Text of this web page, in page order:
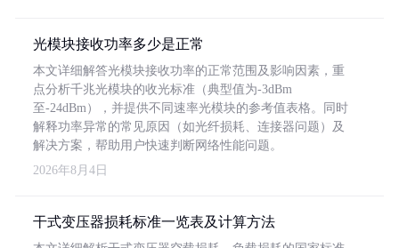
光模块接收功率多少是正常
本文详细解答光模块接收功率的正常范围及影响因素，重
点分析千兆光模块的收光标准（典型值为-3dBm
至-24dBm），并提供不同速率光模块的参考值表格。同时
解释功率异常的常见原因（如光纤损耗、连接器问题）及
解决方案，帮助用户快速判断网络性能问题。
2026年8月4日
干式变压器损耗标准一览表及计算方法